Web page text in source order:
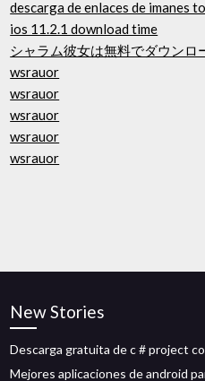
descarga de enlaces de imanes
ios 11.2.1 download time
シャラム彼女は無料でダウンロ
wsrauor
wsrauor
wsrauor
wsrauor
wsrauor
New Stories
Descarga gratuita de c # project
Mejores aplicaciones de android